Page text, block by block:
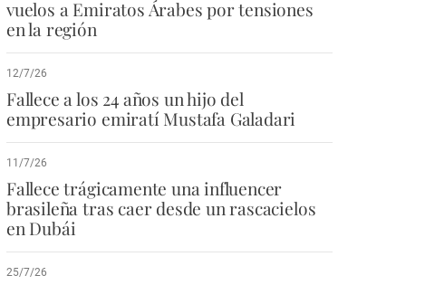
vuelos a Emiratos Árabes por tensiones
en la región
12/7/26
Fallece a los 24 años un hijo del
empresario emiratí Mustafa Galadari
11/7/26
Fallece trágicamente una influencer
brasileña tras caer desde un rascacielos
en Dubái
25/7/26